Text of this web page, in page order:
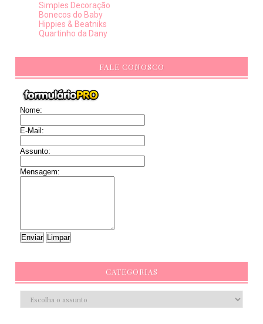
Simples Decoração
Bonecos do Baby
Hippies & Beatniks
Quartinho da Dany
FALE CONOSCO
Nome:
E-Mail:
Assunto:
Mensagem:
CATEGORIAS